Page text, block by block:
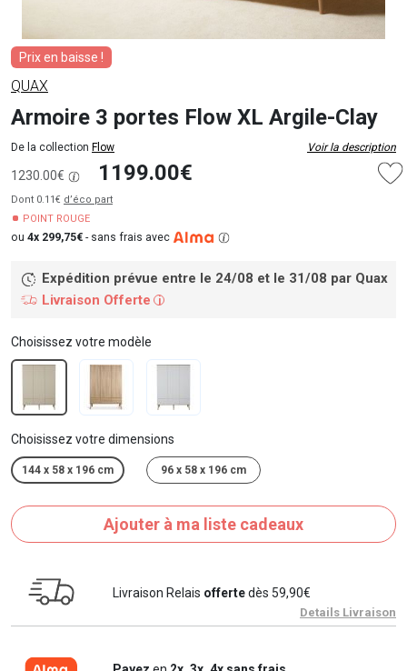
Prix en baisse !
QUAX
Armoire 3 portes Flow XL Argile-Clay
De la collection Flow Voir la description
1230.00€ 1199.00€
Dont 0.11€ d’éco part
POINT ROUGE
ou 4x 299,75€ - sans frais avec
Expédition prévue entre le 24/08 et le 31/08 par Quax
Livraison Offerte
i
Choisissez votre modèle
Choisissez votre dimensions
144 x 58 x 196 cm 96 x 58 x 196 cm
Ajouter à ma liste cadeaux
Livraison Relais offertedès 59,90€
Details Livraison